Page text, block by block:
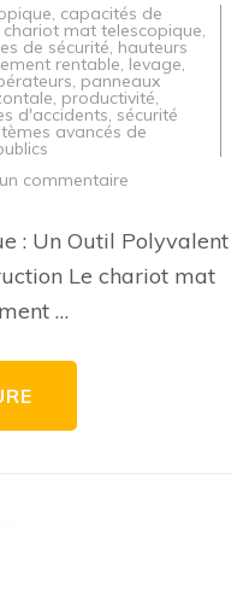
, capacités de
chariot mat telescopique,
de sécurité, hauteurs
rentable, levage,
, panneaux
, productivité,
d'accidents, sécurité
avancés de
commentaire
du
Chariot
Télescopique
: Un Outil Polyvalent
Le chariot mat
…